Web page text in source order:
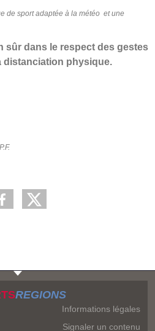
de sport adaptée à la météo et une
sûr dans le respect des gestes
distanciation physique.
REGIONS
Informations légales
Signaler un contenu